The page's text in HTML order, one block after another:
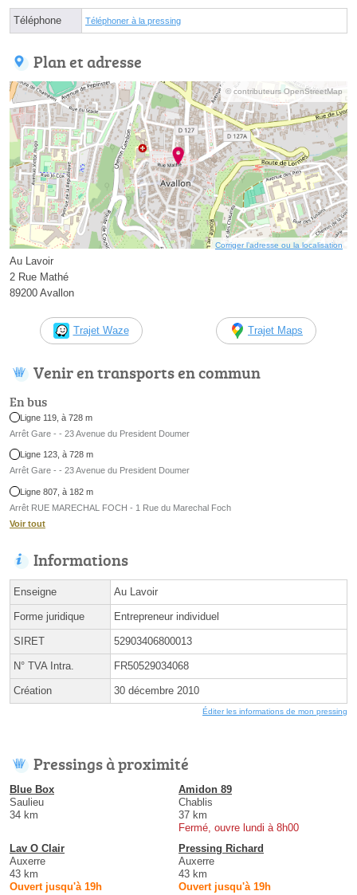
Téléphone Téléphoner à la pressing
Plan et adresse
© contributeurs OpenStreetMap
Corriger l’adresse ou la localisation
Au Lavoir
2 Rue Mathé
89200 Avallon
Trajet Waze Trajet Maps
Venir en transports en commun
En bus
Ligne 119, à 728 m
Arrêt Gare - - 23 Avenue du President Doumer
Ligne 123, à 728 m
Arrêt Gare - - 23 Avenue du President Doumer
Ligne 807, à 182 m
Arrêt RUE MARECHAL FOCH - 1 Rue du Marechal Foch
Voir tout
Informations
Enseigne Au Lavoir
Forme juridique Entrepreneur individuel
SIRET 52903406800013
N° TVA Intra. FR50529034068
Création 30 décembre 2010
Éditer les informations de mon pressing
Pressings à proximité
Blue Box
Saulieu
34 km
Amidon 89
Chablis
37 km
Fermé, ouvre lundi à 8h00
Lav O Clair
Auxerre
43 km
Ouvert jusqu'à 19h
Pressing Richard
Auxerre
43 km
Ouvert jusqu'à 19h